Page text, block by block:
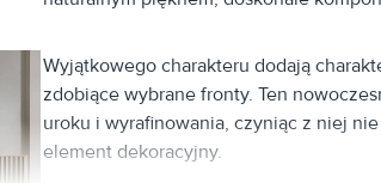
Wyjątkowego charakteru dodają
zdobiące wybrane fronty. Ten
uroku i wyrafinowania, czyniąc z niej
element dekoracyjny.